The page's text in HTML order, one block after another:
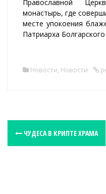
Православной
монастырь, где
месте упокоения
Патриарха
Новости, Новости
o
ЧУДЕСА В КРИПТЕ ХРАМА